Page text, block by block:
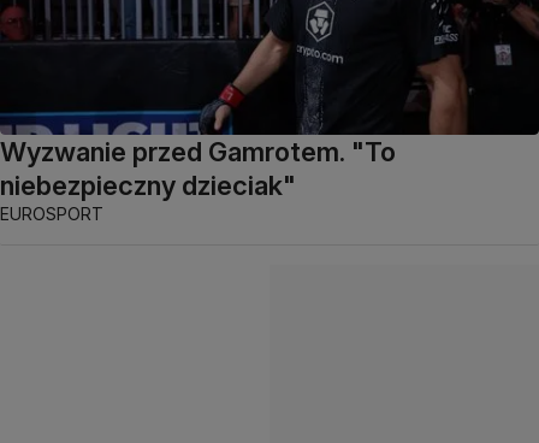
Wyzwanie przed Gamrotem. "To
niebezpieczny dzieciak"
EUROSPORT